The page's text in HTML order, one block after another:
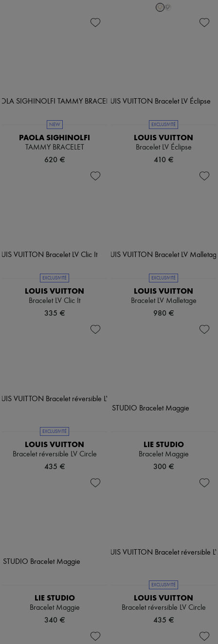
NEW
PAOLA SIGHINOLFI
TAMMY BRACELET
620 €
EXCLUSIVITÉ
LOUIS VUITTON
Bracelet LV Éclipse
410 €
EXCLUSIVITÉ
LOUIS VUITTON
Bracelet LV Clic It
335 €
EXCLUSIVITÉ
LOUIS VUITTON
Bracelet LV Malletage
980 €
EXCLUSIVITÉ
LOUIS VUITTON
Bracelet réversible LV Circle
435 €
LIE STUDIO
Bracelet Maggie
300 €
LIE STUDIO
Bracelet Maggie
340 €
EXCLUSIVITÉ
LOUIS VUITTON
Bracelet réversible LV Circle
435 €